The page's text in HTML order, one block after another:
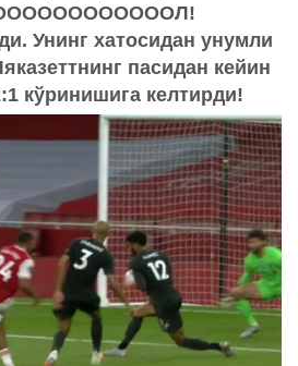
Унинг хатосидан унумли
пасидан кейин
кўринишига келтирди!